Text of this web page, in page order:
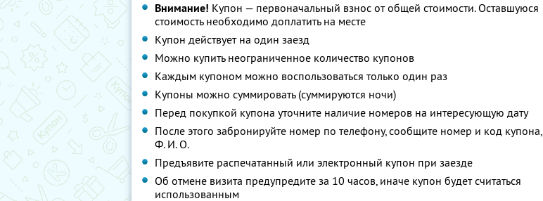
Внимание! Купон — первоначальный взнос от общей стоимости. Оставшуюся
стоимость необходимо доплатить на месте
Купон действует на один заезд
Можно купить неограниченное количество купонов
Каждым купоном можно воспользоваться только один раз
Купоны можно суммировать (суммируются ночи)
Перед покупкой купона уточните наличие номеров на интересующую дату
После этого забронируйте номер по телефону, сообщите номер и код купона,
Ф. И. О.
Предъявите распечатанный или электронный купон при заезде
Об отмене визита предупредите за 10 часов, иначе купон будет считаться
использованным